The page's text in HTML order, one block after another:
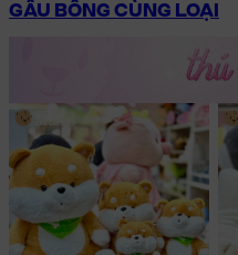
GẤU BÔNG CÙNG LOẠI